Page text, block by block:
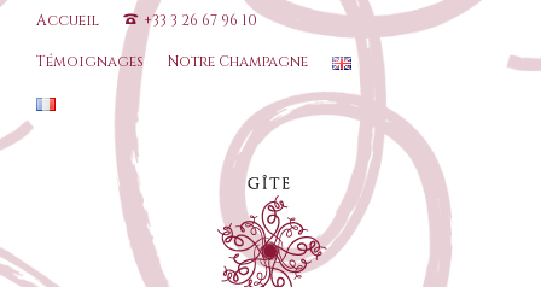
Accueil +33 3 26 67 96 10
Témoignages Notre Champagne